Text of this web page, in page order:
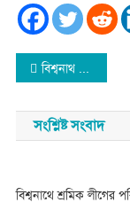
Post
বিশ্বনাথ আশুগঞ্জ স্কুল এন্ড কলেজের নির্বাচন ১৫ জুলাই
সংশ্লিষ্ট সংবাদ
বিশ্বনাথে শ্রমিক লীগের